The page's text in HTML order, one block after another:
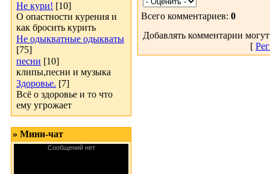
Не кури! [10]
О опастности курения и
как бросить курить
Не одыкватные одыкваты
[75]
песни [10]
клипы,песни и музыка
Здоровье. [7]
Всё о здоровье и то что
ему угрожает
» Мини-чат
Всего комментариев: 0
Добавлять комментарии
[